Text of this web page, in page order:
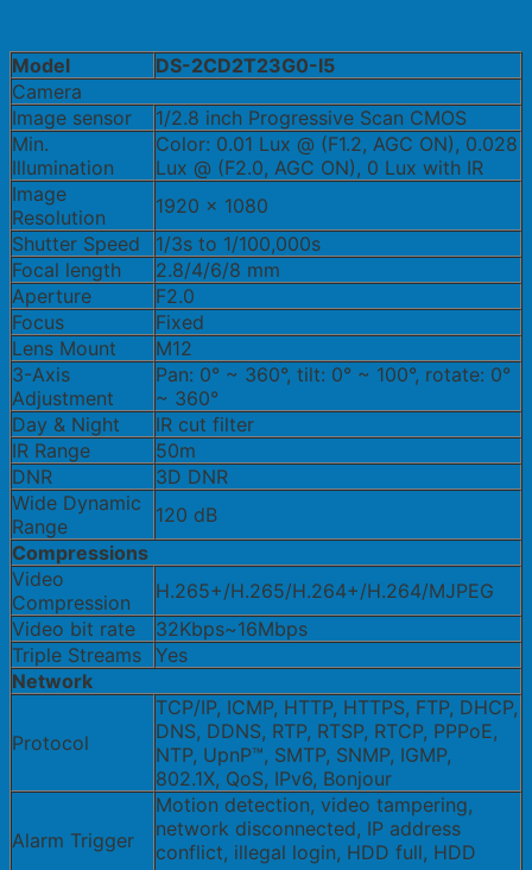
Model
DS-2CD2T23G0-I5
Camera
Image sensor
1/2.8 inch Progressive Scan CMOS
Min.
Illumination
Color: 0.01 Lux @ (F1.2, AGC ON), 0.028
Lux @ (F2.0, AGC ON), 0 Lux with IR
Image
Resolution
1920 × 1080
Shutter Speed
1/3s to 1/100,000s
Focal length
2.8/4/6/8 mm
Aperture
F2.0
Focus
Fixed
Lens Mount
M12
3-Axis
Adjustment
Pan: 0° ~ 360°, tilt: 0° ~ 100°, rotate: 0°
~ 360°
Day & Night
IR cut filter
IR Range
50m
DNR
3D DNR
Wide Dynamic
Range
120 dB
Compressions
Video
Compression
H.265+/H.265/H.264+/H.264/MJPEG
Video bit rate
32Kbps~16Mbps
Triple Streams Yes
Network
Protocol
TCP/IP, ICMP, HTTP, HTTPS, FTP, DHCP,
DNS, DDNS, RTP, RTSP, RTCP, PPPoE,
NTP, UpnP™, SMTP, SNMP, IGMP,
802.1X, QoS, IPv6, Bonjour
Alarm Trigger
Motion detection, video tampering,
network disconnected, IP address
conflict, illegal login, HDD full, HDD